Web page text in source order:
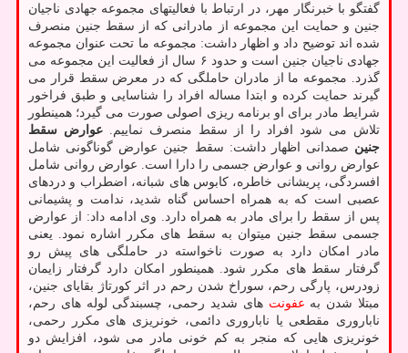
گفتگو با خبرنگار مهر، در ارتباط با فعالیتهای مجموعه جهادی ناجیان
جنین و حمایت این مجموعه از مادرانی که از سقط جنین منصرف
شده اند توضیح داد و اظهار داشت: مجموعه ما تحت عنوان مجموعه
جهادی ناجیان جنین است و حدود ۶ سال از فعالیت این مجموعه می
گذرد. مجموعه ما از مادران حاملگی که در معرض سقط قرار می
گیرند حمایت کرده و ابتدا مساله افراد را شناسایی و طبق فراخور
شرایط مادر برای او برنامه ریزی اصولی صورت می گیرد؛ همینطور
تلاش می شود افراد را از سقط منصرف نماییم. عوارض سقط
جنین صمدانی اظهار داشت: سقط جنین عوارض گوناگونی شامل
عوارض روانی و عوارض جسمی را دارا است. عوارض روانی شامل
افسردگی، پریشانی خاطره، کابوس های شبانه، اضطراب و دردهای
عصبی است که به همراه احساس گناه شدید، ندامت و پشیمانی
پس از سقط را برای مادر به همراه دارد. وی ادامه داد: از عوارض
جسمی سقط جنین میتوان به سقط های مکرر اشاره نمود. یعنی
مادر امکان دارد به صورت ناخواسته در حاملگی های پیش رو
گرفتار سقط های مکرر شود. همینطور امکان دارد گرفتار زایمان
زودرس، پارگی رحم، سوراخ شدن رحم در اثر کورتاژ بقایای جنین،
مبتلا شدن به عفونت های شدید رحمی، چسبندگی لوله های رحم،
ناباروری مقطعی یا ناباروری دائمی، خونریزی های مکرر رحمی،
خونریزی هایی که منجر به کم خونی مادر می شود، افزایش دو